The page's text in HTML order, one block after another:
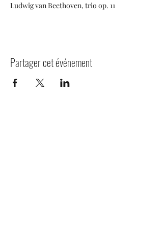
Ludwig van Beethoven, trio op. 11
Partager cet événement